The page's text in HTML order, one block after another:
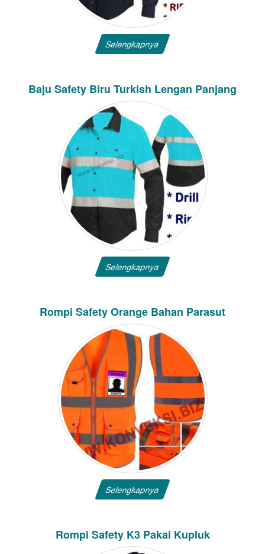
Selengkapnya
Baju Safety Biru Turkish Lengan Panjang
Selengkapnya
Rompi Safety Orange Bahan Parasut
Selengkapnya
Rompi Safety K3 Pakai Kupluk